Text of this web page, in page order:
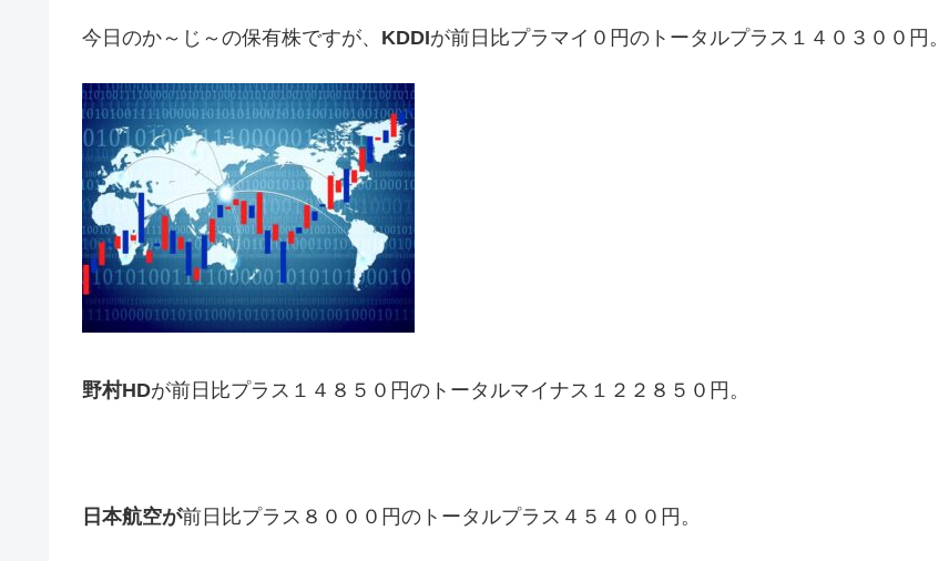
今日のか～じ～の保有株ですが、 KDDIが前日比プラマイ０円のトータルプラス１４０３００円。
野村HDが前日比プラス１４８５０円のトータルマイナス１２２８５０円。
日本航空が前日比プラス８０００円のトータルプラス４５４００円。